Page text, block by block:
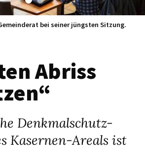
bei seiner jüngsten Sitzung.
Abriss
Denkmalschutz-
Kasernen-Areals ist